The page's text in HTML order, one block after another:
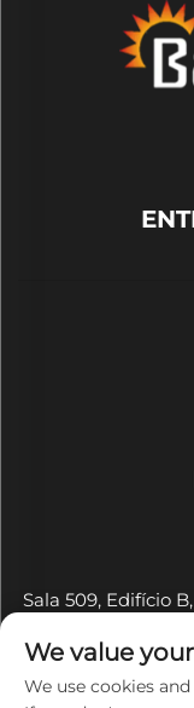
Sala 509, Edifício
Shenzhen,
We value
We use cookies